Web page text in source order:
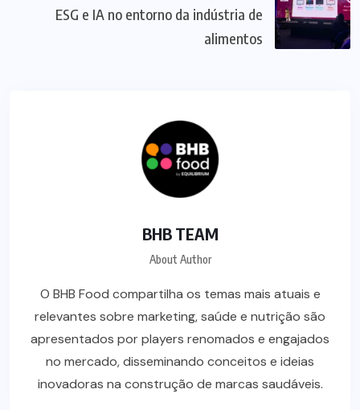
ESG e IA no entorno da indústria de
alimentos
BHB TEAM
About Author
O BHB Food compartilha os temas mais atuais e
relevantes sobre marketing, saúde e nutrição são
apresentados por players renomados e engajados
no mercado, disseminando conceitos e ideias
inovadoras na construção de marcas saudáveis.